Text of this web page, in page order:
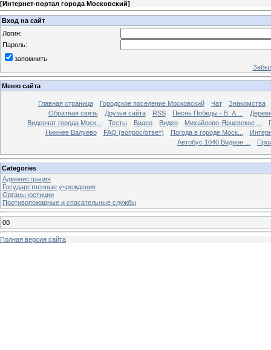
[Интернет-портал города Московский]
Вход на сайт
Логин:
Пароль:
запомнить
Меню сайта
Главная страница Городское поселение Московский Чат
Знакомства
Обратная связь
Друзья сайта RSS Песнь Победы - В. А....
Видеочат города Моск...
Тесты Видео Видео Михайлово-Ярцевское ...
Нижнее Валуево
FAQ (вопрос/ответ) Погода в городе Моск...
Автобус 1040 Видное ...
Categories
Администрация
Государственные учреждения
Органы юстиции
Противопожарные и спасательные службы
00
Полная версия сайта